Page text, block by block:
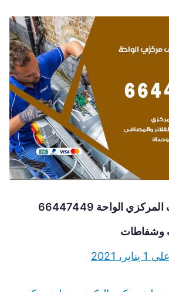
تنظيف دكت التكييف المركزي الواحة 66447449
وشفاطات
1 يناير، 2021